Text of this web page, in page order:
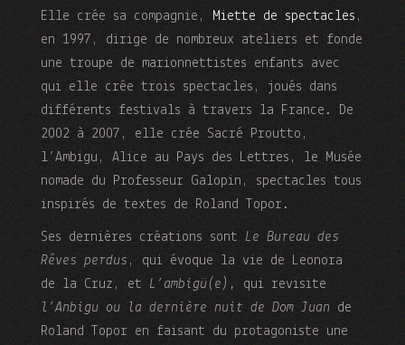
Elle crée sa compagnie, Miette de spectacles ,
en 1997, dirige de nombreux ateliers et fonde
une troupe de marionnettistes enfants avec
qui elle crée trois spectacles, joués dans
différents festivals à travers la France. De
2002 à 2007, elle crée Sacré Proutto,
l’Ambigu, Alice au Pays des Lettres, le Musée
nomade du Professeur Galopin, spectacles tous
inspirés de textes de Roland Topor.
Ses dernières créations sont Le Bureau des
Rêves perdus , qui évoque la vie de Leonora
de la Cruz, et L’ambigü(e), qui revisite
l’Anbigu ou la dernière nuit de Dom Juan de
Roland Topor en faisant du protagoniste une